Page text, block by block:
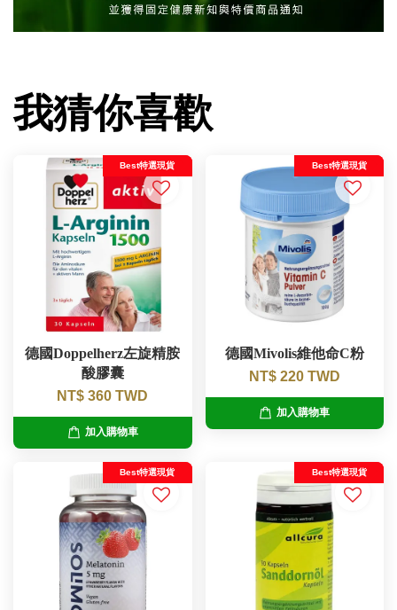
我猜你喜歡
Best特選現貨
德國Doppelherz左旋精胺
酸膠囊
NT$ 360 TWD
加入購物車
Best特選現貨
德國Mivolis維他命C粉
NT$ 220 TWD
加入購物車
Best特選現貨 Best特選現貨